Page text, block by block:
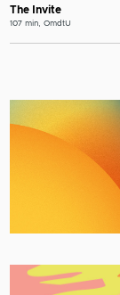
The Invite
107 min, OmdtU